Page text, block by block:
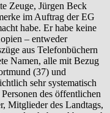
Zeuge, Jürgen Beck
im Auftrag der EG
habe. Er habe keine
– entweder
aus Telefonbüchern
Namen, alle mit Bezug
(37) und
sehr systematisch
des öffentlichen
Mitglieder des Landtags,